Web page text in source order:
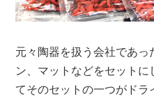
元々陶器を扱う会社であ
ン、マットなどをセット
てそのセットの一つがドラ